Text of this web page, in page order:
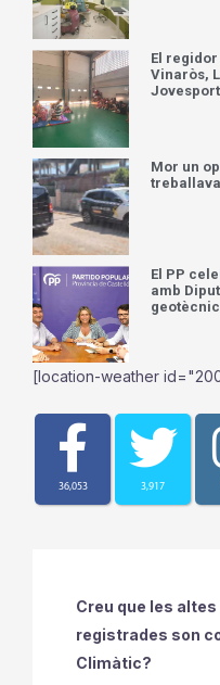
El regidor
Vinaròs,
Jovesport
Mor un
El PP
amb
geotècnic
[location-weather
36,053 3,917
Creu que les
registrades son
Climàtic?